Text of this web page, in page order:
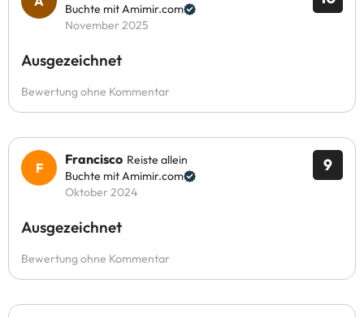
Buchte mit Amimir.com
November 2025
Ausgezeichnet
Bewertung ohne Kommentar
9
Francisco Reiste allein
Buchte mit Amimir.com
Oktober 2024
Ausgezeichnet
Bewertung ohne Kommentar